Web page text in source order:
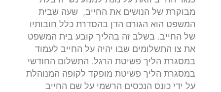
מבוקרת של הנושים את החייב, שעה שבית
המשפט הוא הגורם הדן בהסדרת כלל חובותיו
של החייב. בשלב זה בהליך קובע בית המשפט
את צו התשלומים שבו יהיה על החייב לעמוד
במסגרת הליך פשיטת הרגל. התשלום החודשי
במסגרת הליך פשיטת מופקד לקופה המנוהלת
על ידי כונס הנכסים הרשמי על שם החייב